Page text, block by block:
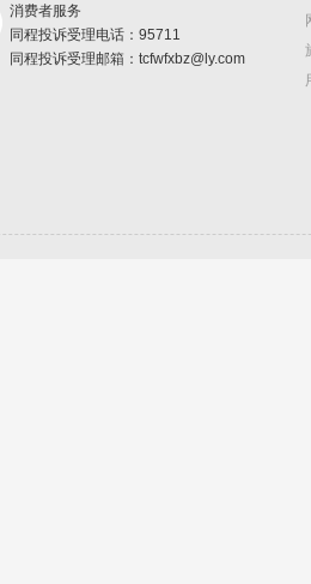
消费者服务
同程投诉受理电话：95711
同程投诉受理邮箱：tcfwfxbz@ly.com